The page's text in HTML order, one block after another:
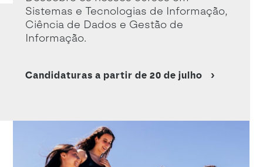
Sistemas e Tecnologias de Informação,
Ciência de Dados e Gestão de
Informação.
Candidaturas a partir de 20 de julho